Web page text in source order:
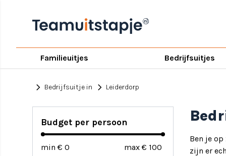
Familieuitjes Bedrijfsuitjes
chevron_right Bedrijfsuitje in chevron_right Leiderdorp
Budget per persoon
min € max €
Ben je op
zijn er